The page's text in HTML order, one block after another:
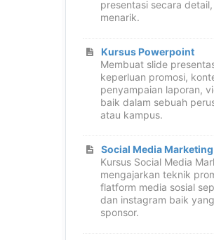
presentasi secara
menarik.
Kursus Powerpoint
Membuat slide
keperluan promosi,
penyampaian laporan,
baik dalam sebuah
atau kampus.
Social Media Marketing
Kursus Social Media
mengajarkan teknik
flatform media sosial
dan instagram baik
sponsor.